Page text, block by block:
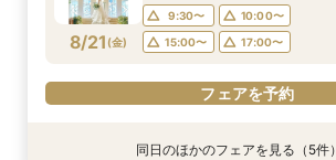
フェアを予約
フェアを予約
フェアを予約
フェアを予約
フェアを予約
8/21 (金)
9:30〜
10:00〜
15:00〜
17:00〜
フェアを予約
特典あり
特典あり
衣装試着 特典あり
特典あり
衣装試着 特典あり
同日のほかのフェアを見る（5件）